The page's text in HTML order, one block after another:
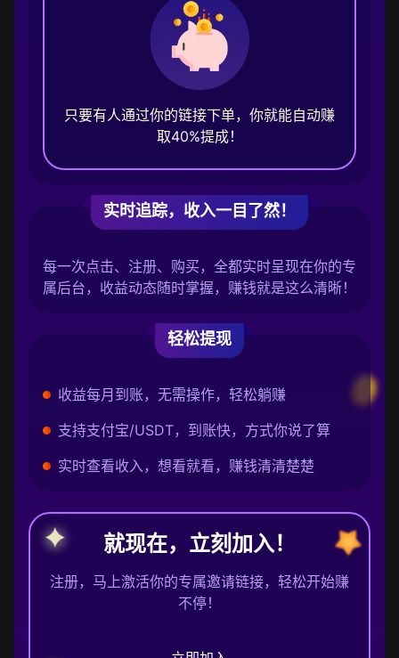
只要有人通过你的链接下单，你就能自动赚
取40%提成！
实时追踪，收入一目了然！
每一次点击、注册、购买，全都实时呈现在你的专
属后台，收益动态随时掌握，赚钱就是这么清晰！
轻松提现
收益每月到账，无需操作，轻松躺赚
支持支付宝/USDT，到账快，方式你说了算
实时查看收入，想看就看，赚钱清清楚楚
就现在，立刻加入！
注册，马上激活你的专属邀请链接，轻松开始赚
不停！